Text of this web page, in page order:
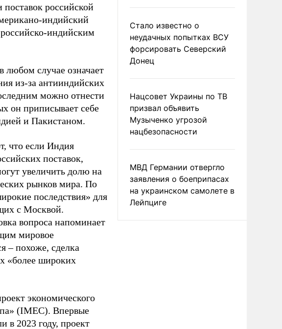
российской
индийский
российско-индийским
любом случае означает
из-за антииндийских
можно отнести
он приписывает себе
и Пакистаном.
что если Индия
поставок,
увеличить долю на
рынков мира. По
последствия» для
с Москвой.
вопроса напоминает
мировое
– похоже, сделка
«более широких
экономического
(IMEC). Впервые
в 2023 году, проект
Стало известно о
неудачных попытках ВСУ
форсировать Северский
Донец
Нацсовет Украины по ТВ
призвал объявить
Музыченко угрозой
нацбезопасности
МВД Германии отвергло
заявления о боеприпасах
на украинском самолете в
Лейпциге